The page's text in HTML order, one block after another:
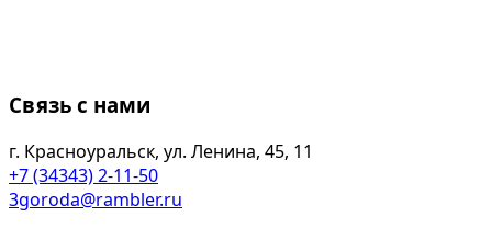
Связь с нами
г. Красноуральск, ул. Ленина, 45, 11
+7 (34343) 2-11-50
3goroda@rambler.ru